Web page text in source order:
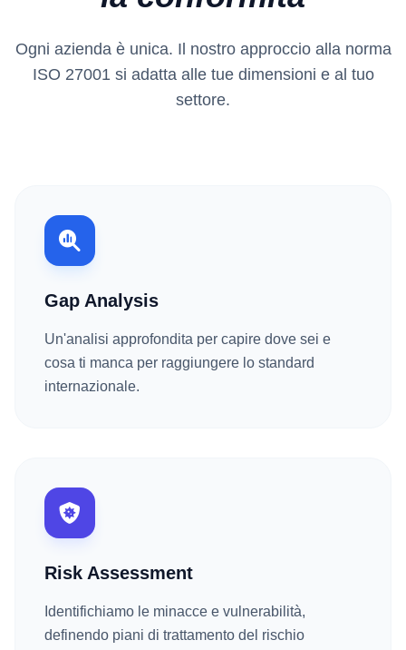
Ogni azienda è unica. Il nostro approccio alla norma
ISO 27001 si adatta alle tue dimensioni e al tuo
settore.
Gap Analysis
Un'analisi approfondita per capire dove sei e
cosa ti manca per raggiungere lo standard
internazionale.
Risk Assessment
Identifichiamo le minacce e vulnerabilità,
definendo piani di trattamento del rischio